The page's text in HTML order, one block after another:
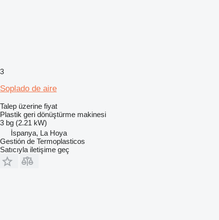
3
Soplado de aire
Talep üzerine fiyat
Plastik geri dönüştürme makinesi
3 bg (2.21 kW)
İspanya, La Hoya
Gestión de Termoplasticos
Satıcıyla iletişime geç